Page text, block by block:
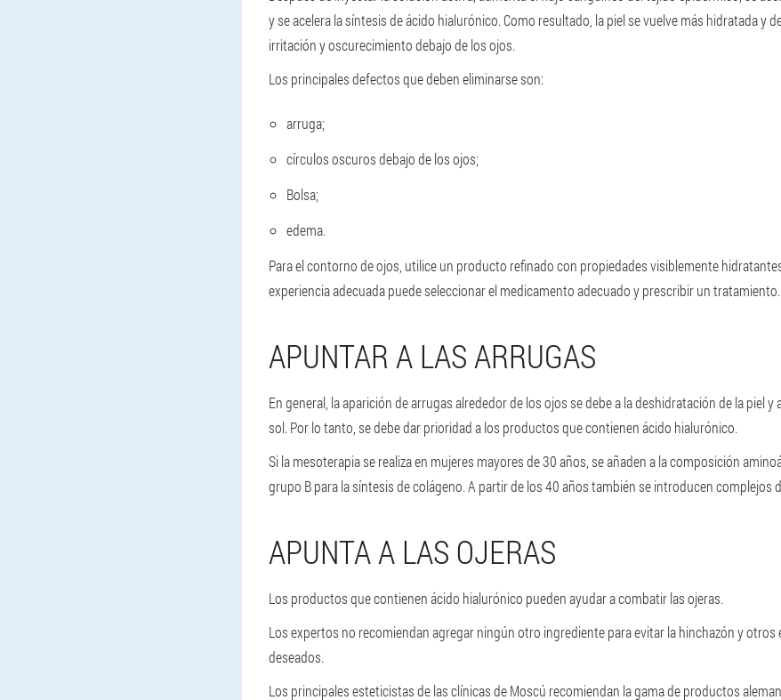
y se acelera la síntesis de ácido hialurónico. Como resultado, la piel se vuelve más hidratada y
irritación y oscurecimiento debajo de los ojos.
Los principales defectos que deben eliminarse son:
arruga;
círculos oscuros debajo de los ojos;
Bolsa;
edema.
Para el contorno de ojos, utilice un producto refinado con propiedades visiblemente
experiencia adecuada puede seleccionar el medicamento adecuado y prescribir un tratamiento.
APUNTAR A LAS ARRUGAS
En general, la aparición de arrugas alrededor de los ojos se debe a la deshidratación de la piel
sol. Por lo tanto, se debe dar prioridad a los productos que contienen ácido hialurónico.
Si la mesoterapia se realiza en mujeres mayores de 30 años, se añaden a la composición
grupo B para la síntesis de colágeno. A partir de los 40 años también se introducen complejos
APUNTA A LAS OJERAS
Los productos que contienen ácido hialurónico pueden ayudar a combatir las ojeras.
Los expertos no recomiendan agregar ningún otro ingrediente para evitar la hinchazón y
deseados.
Los principales esteticistas de las clínicas de Moscú recomiendan la gama de productos